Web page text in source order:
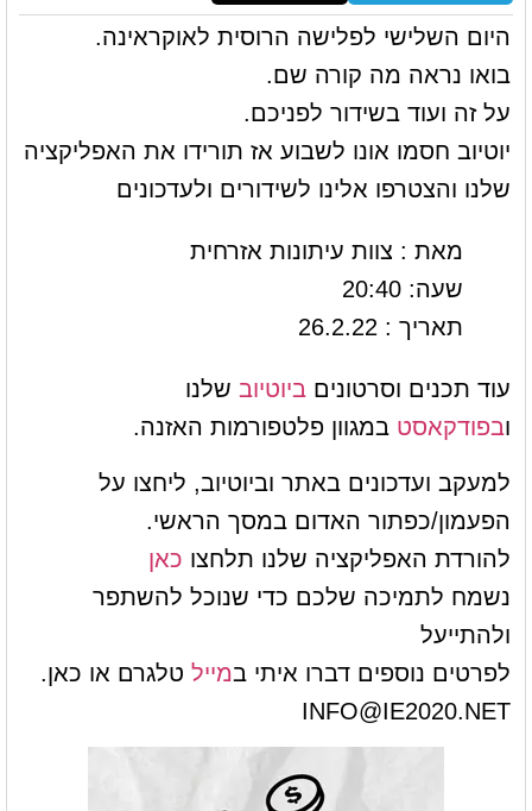
היום השלישי לפלישה הרוסית לאוקראינה.
בואו נראה מה קורה שם.
על זה ועוד בשידור לפניכם.
יוטיוב חסמו אונו לשבוע אז תורידו את האפליקציה
שלנו והצטרפו אלינו לשידורים ולעדכונים
מאת : צוות עיתונות אזרחית
שעה: 20:40
תאריך : 26.2.22
עוד תכנים וסרטונים ביוטיוב שלנו
ובפודקאסט במגוון פלטפורמות האזנה.
למעקב ועדכונים באתר וביוטיוב, ליחצו על
הפעמון/כפתור האדום במסך הראשי.
להורדת האפליקציה שלנו תלחצו כאן
נשמח לתמיכה שלכם כדי שנוכל להשתפר
ולהתייעל
לפרטים נוספים דברו איתי במייל טלגרם או כאן.
INFO@IE2020.NET